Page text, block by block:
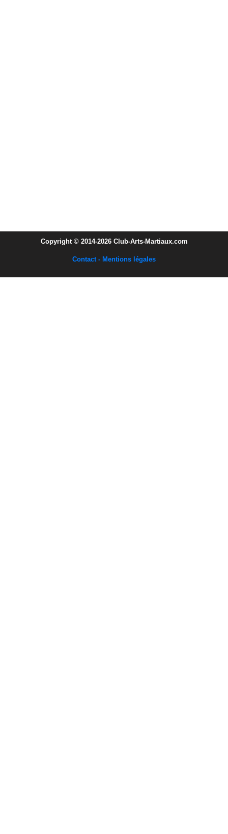
Copyright © 2014-2026 Club-Arts-Martiaux.com
Contact - Mentions légales